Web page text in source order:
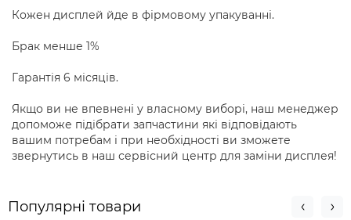
Кожен дисплей йде в фірмовому упакуванні.
Брак менше 1%
Гарантія 6 місяців.
Якщо ви не впевнені у власному виборі, наш менеджер
допоможе підібрати запчастини які відповідають
вашим потребам і при необхідності ви зможете
звернутись в наш сервісний центр для заміни дисплея!
Популярні товари